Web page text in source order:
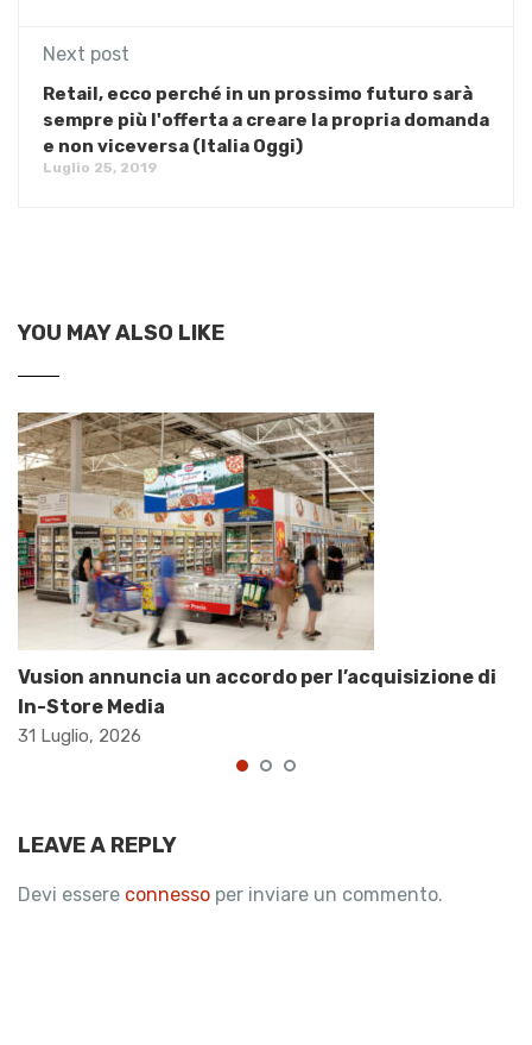
Next post
Retail, ecco perché in un prossimo futuro sarà
sempre più l'offerta a creare la propria domanda
e non viceversa (Italia Oggi)
Luglio 25, 2019
YOU MAY ALSO LIKE
Vusion annuncia un accordo per l’acquisizione di
In-Store Media
31 Luglio, 2026
LEAVE A REPLY
Devi essere connesso per inviare un commento.